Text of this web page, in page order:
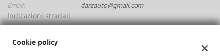
Email:
darzauto@gmail.com
Indicazioni stradali
Cookie policy